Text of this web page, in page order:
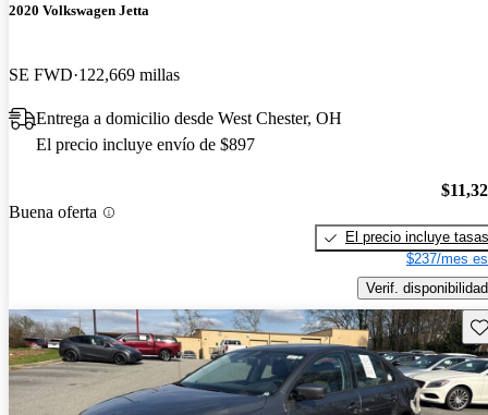
2020 Volkswagen Jetta
SE FWD 122,669 millas
Entrega a domicilio desde West Chester, OH
El precio incluye envío de $897
Buena oferta
El precio incluye tasas
$237/mes
Verif. disponibilidad